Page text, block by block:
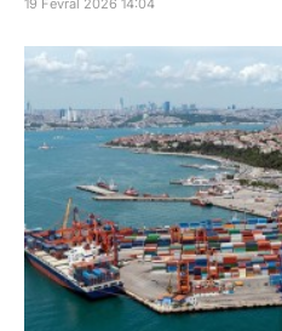
19 Fevral 2026 14:04